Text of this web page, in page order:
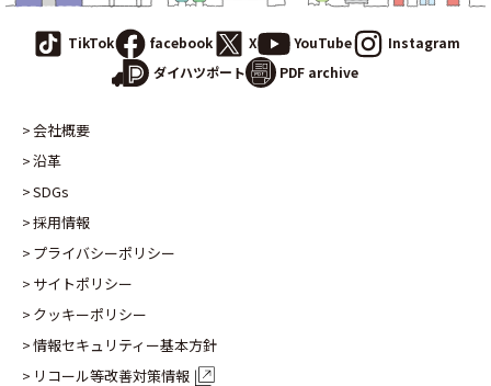
TikTok facebook X YouTube
Instagram
ダイハツポート
PDF archive
会社概要
沿革
SDGs
採用情報
プライバシーポリシー
サイトポリシー
クッキーポリシー
情報セキュリティー基本方針
リコール等改善対策情報